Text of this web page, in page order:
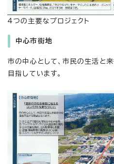
4つの主要なプロジェクト
中心市街地
市の中心として、市民の生活と
目指しています。